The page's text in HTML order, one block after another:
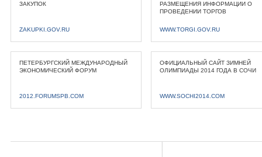
ЗАКУПОК
ZAKUPKI.GOV.RU
РАЗМЕЩЕНИЯ ИНФОРМАЦИИ О
ПРОВЕДЕНИИ ТОРГОВ
WWW.TORGI.GOV.RU
ПЕТЕРБУРГСКИЙ МЕЖДУНАРОДНЫЙ
ЭКОНОМИЧЕСКИЙ ФОРУМ
2012.FORUMSPB.COM
ОФИЦИАЛЬНЫЙ САЙТ ЗИМНЕЙ
ОЛИМПИАДЫ 2014 ГОДА В СОЧИ
WWW.SOCHI2014.COM